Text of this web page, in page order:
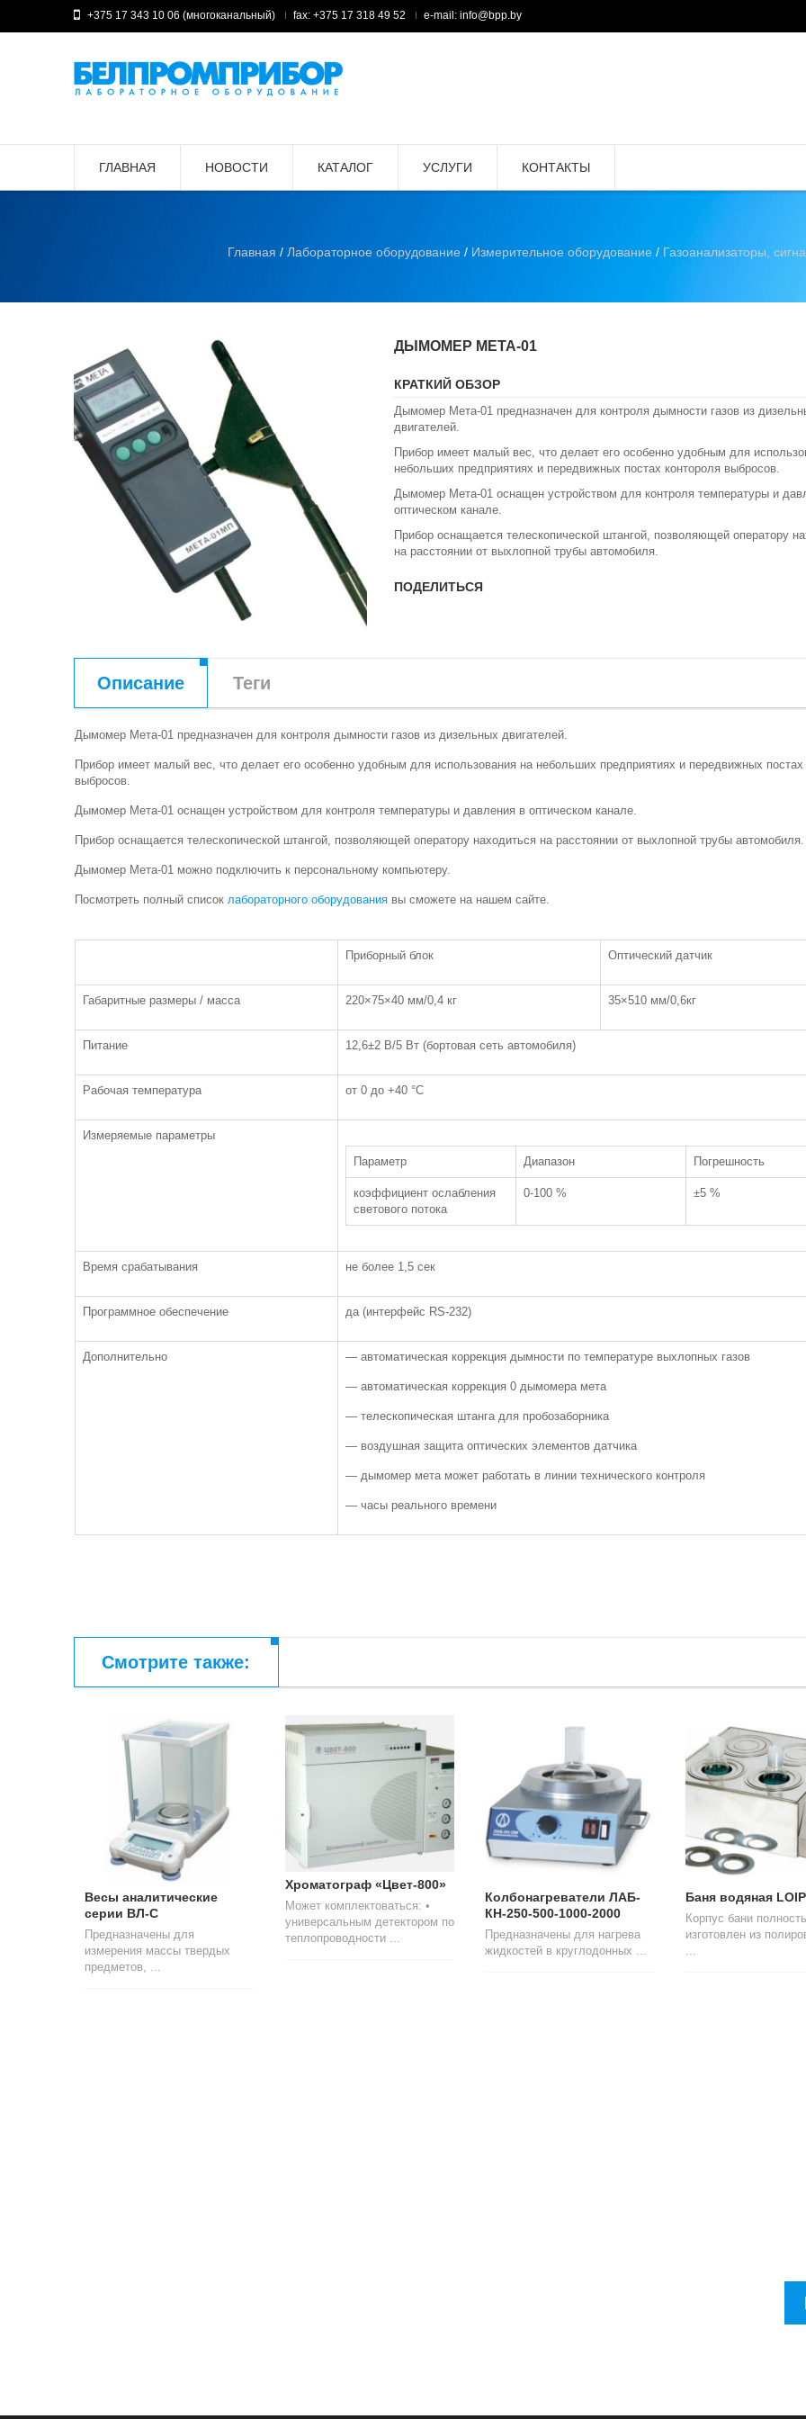
+375 17 343 10 06 (многоканальный) fax: +375 17 318 49 52 e-mail: info@bpp.by
ГЛАВНАЯ НОВОСТИ КАТАЛОГ УСЛУГИ КОНТАКТЫ
Главная / Лабораторное оборудование/ Измерительное оборудование/ Газоанализаторы,
ДЫМОМЕР МЕТА-01
КРАТКИЙ ОБЗОР
Дымомер Мета-01 предназначен для контроля дымности газов из
двигателей.
Прибор имеет малый вес, что делает его особенно удобным для
небольших предприятиях и передвижных постах контороля выбросов.
Дымомер Мета-01 оснащен устройством для контроля температуры и
оптическом канале.
Прибор оснащается телескопической штангой, позволяющей оператору
на расстоянии от выхлопной трубы автомобиля.
ПОДЕЛИТЬСЯ
Описание Теги
Дымомер Мета-01 предназначен для контроля дымности газов из дизельных двигателей.
Прибор имеет малый вес, что делает его особенно удобным для использования на небольших предприятиях и передвижных постах
выбросов.
Дымомер Мета-01 оснащен устройством для контроля температуры и давления в оптическом канале.
Прибор оснащается телескопической штангой, позволяющей оператору находиться на расстоянии от выхлопной трубы автомобиля.
Дымомер Мета-01 можно подключить к персональному компьютеру.
Посмотреть полный список лабораторного оборудования вы сможете на нашем сайте.
Приборный блок Оптический датчик
Габаритные размеры / масса 220×75×40 мм/0,4 кг 35×510 мм/0,6кг
Питание 12,6±2 В/5 Вт (бортовая сеть автомобиля)
Рабочая температура от 0 до +40 °С
Измеряемые параметры
Параметр
Диапазон Погрешность
коэффициент ослабления
светового потока
0-100 % ±5 %
Время срабатывания не более 1,5 сек
Программное обеспечение да (интерфейс RS-232)
Дополнительно — автоматическая коррекция дымности по температуре выхлопных газов
— автоматическая коррекция 0 дымомера мета
— телескопическая штанга для пробозаборника
— воздушная защита оптических элементов датчика
— дымомер мета может работать в линии технического контроля
— часы реального времени
Смотрите также:
Весы аналитические
серии ВЛ-С
Предназначены для
измерения массы твердых
предметов, ...
Хроматограф «Цвет-800»
Может комплектоваться: •
универсальным детектором по
теплопроводности ...
Колбонагреватели ЛАБ-
КН-250-500-1000-2000
Предназначены для нагрева
жидкостей в круглодонных ...
Баня водяная
Корпус бани
изготовлен из
...
Тестер быстрой
микроскоп Микромед
Aczet
погружной
КТХ-74-65/